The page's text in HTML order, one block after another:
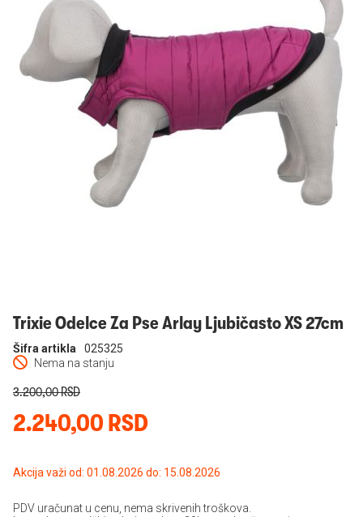
Prijavi se
Trixie Odelce Za Pse Arlay Ljubičasto XS 27cm
Nema na stanju
Šifra artikla 025325
2.240,00 RSD
3.200,00 RSD
Akcija važi od: 01.08.2026 do: 15.08.2026
PDV uračunat u cenu, nema skrivenih troškova.